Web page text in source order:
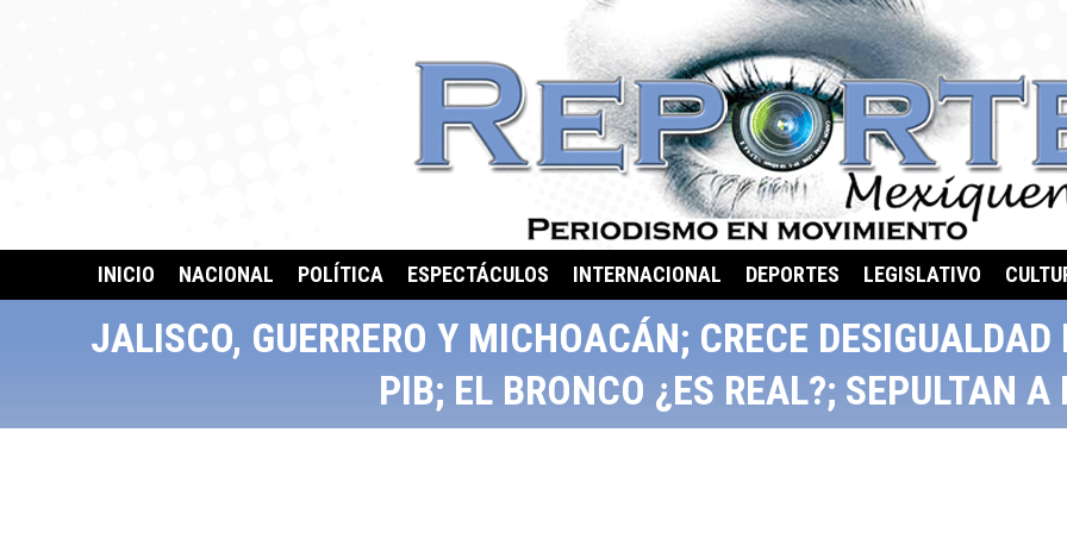
INICIO NACIONAL POLÍTICA ESPECTÁCULOS INTERNACIONAL DEPORTES LEGISLATIVO
JALISCO, GUERRERO Y MICHOACÁN; CRECE
PIB; EL BRONCO ¿ES REAL?; SEPULTAN A